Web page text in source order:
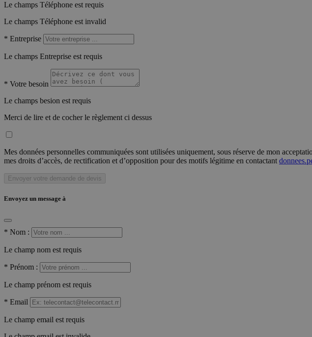
Le champs Téléphone est requis
Le champs Téléphone est invalid
* Entreprise
Le champs Entreprise est requis
* Votre besoin
Le champs besion est requis
Merci de lire et de cocher le règlement ci dessus
Mes données personnelles communiquées sont utilisées uniquement, sous réserve de mon
mes droits d’accès, de rectification et d’opposition pour des motifs légitime en contactant
Envoyer votre demande de devis
Envoyez un message à
* Nom :
Le champ nom est requis
* Prénom :
Le champ prénom est requis
* Email
Le champ email est requis